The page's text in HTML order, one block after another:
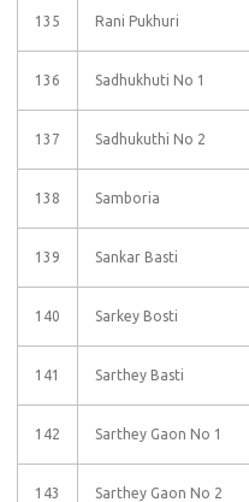
135 Rani Pukhuri
136 Sadhukhuti No 1
137 Sadhukuthi No 2
138 Samboria
139 Sankar Basti
140 Sarkey Bosti
141 Sarthey Basti
142 Sarthey Gaon No 1
143 Sarthey Gaon No 2